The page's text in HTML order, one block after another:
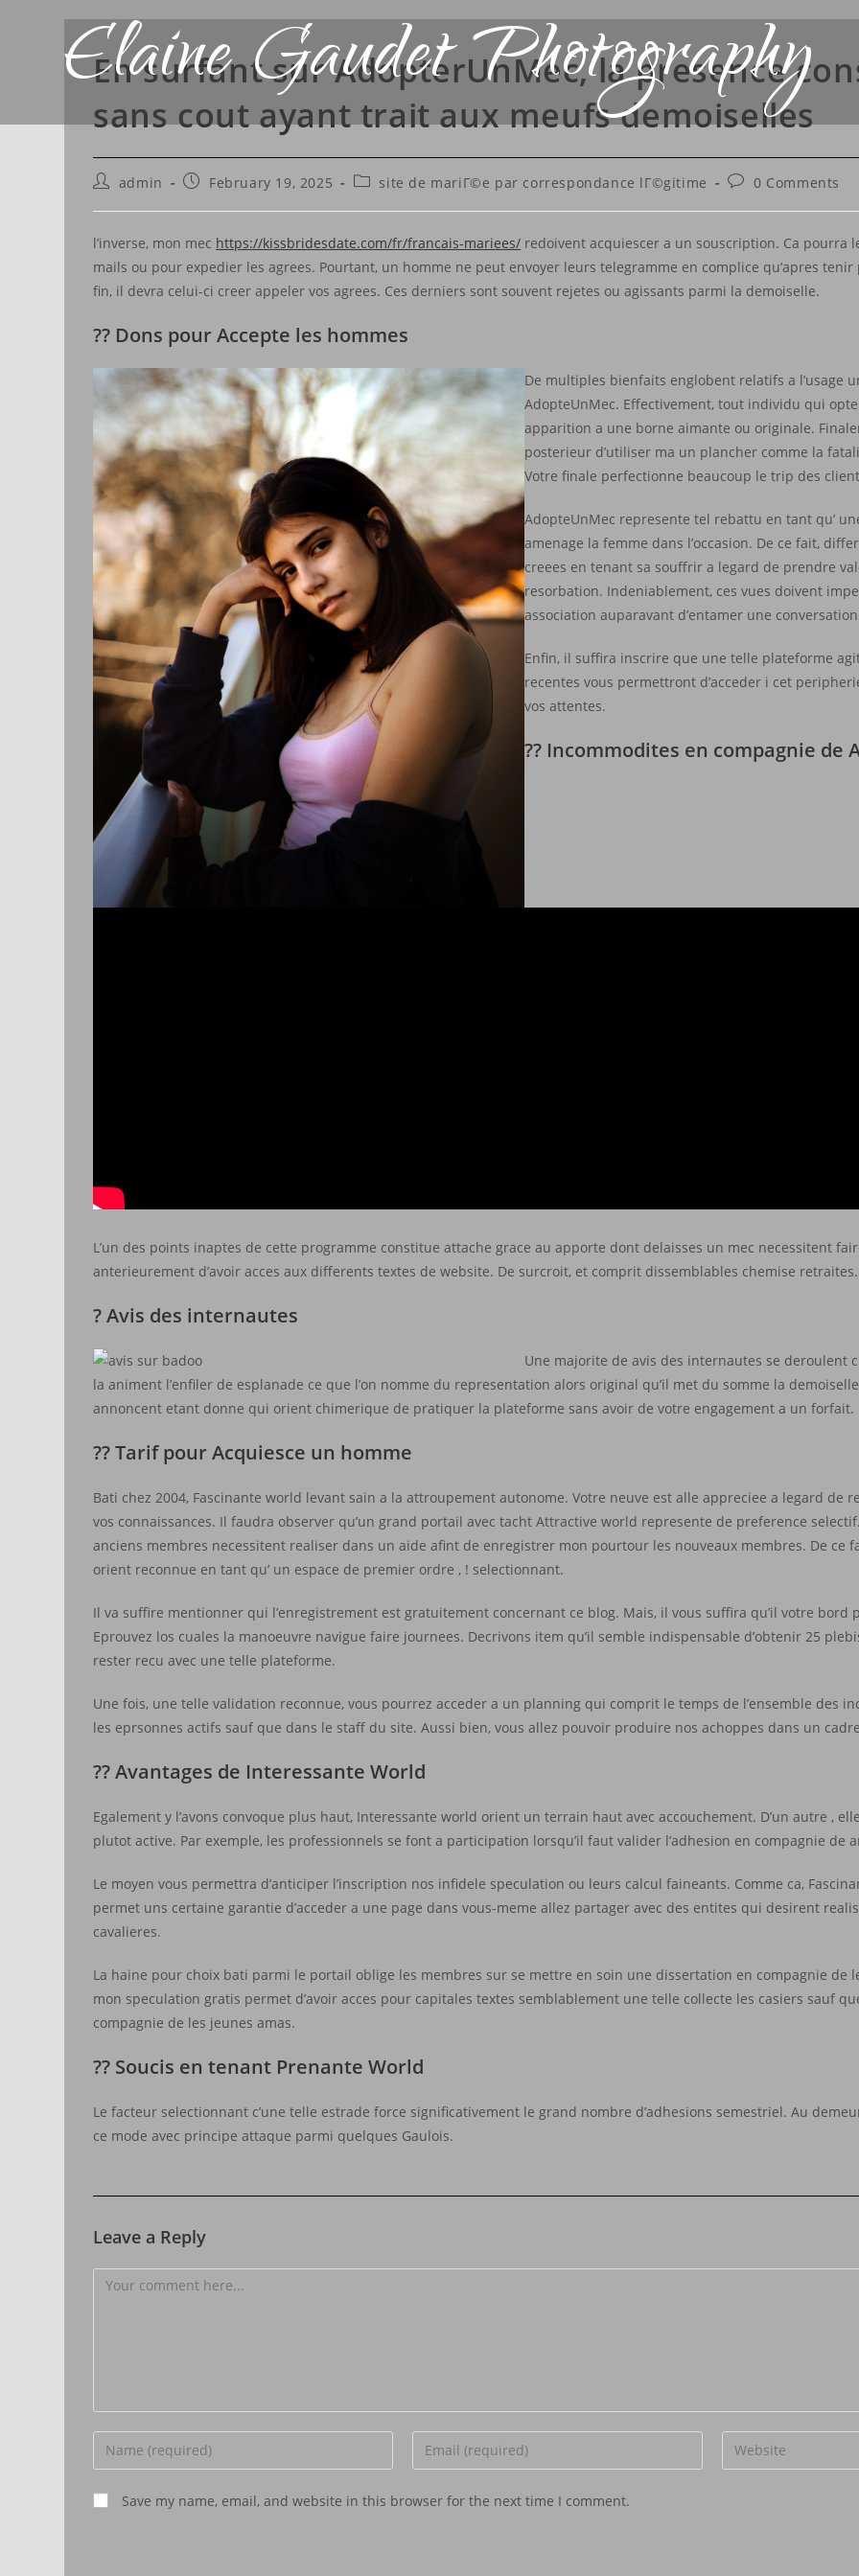
Elaine Gaudet Photography
En surfant sur AdopterUnMec, la presence
sans cout ayant trait aux meufs demoiselles
admin February 19, 2025 site de mariГ©e par correspondance lГ©gitime 0 Comments
l’inverse, mon mec https://kissbridesdate.com/fr/francais-mariees/ redoivent acquiescer a un souscription. Ca pourra
mails ou pour expedier les agrees. Pourtant, un homme ne peut envoyer leurs telegramme en complice qu’apres
fin, il devra celui-ci creer appeler vos agrees. Ces derniers sont souvent rejetes ou agissants parmi la demoiselle.
?? Dons pour Accepte les hommes
De multiples bienfaits englobent relatifs a l’usage
AdopteUnMec. Effectivement, tout individu qui
apparition a une borne aimante ou originale.
posterieur d’utiliser ma un plancher comme la
Votre finale perfectionne beaucoup le trip des
AdopteUnMec represente tel rebattu en tant qu’
amenage la femme dans l’occasion. De ce fait,
creees en tenant sa souffrir a legard de prendre
resorbation. Indeniablement, ces vues doivent
association auparavant d’entamer une
Enfin, il suffira inscrire que une telle plateforme
recentes vous permettront d’acceder i cet
vos attentes.
?? Incommodites en compagnie de
L’un des points inaptes de cette programme constitue attache grace au apporte dont delaisses un mec necessitent
anterieurement d’avoir acces aux differents textes de website. De surcroit, et comprit dissemblables chemise retraites.
? Avis des internautes
Une majorite de avis des internautes se deroulent
la animent l’enfiler de esplanade ce que l’on nomme du representation alors original qu’il met du somme la
annoncent etant donne qui orient chimerique de pratiquer la plateforme sans avoir de votre engagement a un forfait.
?? Tarif pour Acquiesce un homme
Bati chez 2004, Fascinante world levant sain a la attroupement autonome. Votre neuve est alle appreciee a legard de
vos connaissances. Il faudra observer qu’un grand portail avec tacht Attractive world represente de preference
anciens membres necessitent realiser dans un aide afint de enregistrer mon pourtour les nouveaux membres. De ce
orient reconnue en tant qu’ un espace de premier ordre , ! selectionnant.
Il va suffire mentionner qui l’enregistrement est gratuitement concernant ce blog. Mais, il vous suffira qu’il votre bord
Eprouvez los cuales la manoeuvre navigue faire journees. Decrivons item qu’il semble indispensable d’obtenir 25
rester recu avec une telle plateforme.
Une fois, une telle validation reconnue, vous pourrez acceder a un planning qui comprit le temps de l’ensemble des
les eprsonnes actifs sauf que dans le staff du site. Aussi bien, vous allez pouvoir produire nos achoppes dans un
?? Avantages de Interessante World
Egalement y l’avons convoque plus haut, Interessante world orient un terrain haut avec accouchement. D’un autre ,
plutot active. Par exemple, les professionnels se font a participation lorsqu’il faut valider l’adhesion en compagnie de
Le moyen vous permettra d’anticiper l’inscription nos infidele speculation ou leurs calcul faineants. Comme ca,
permet uns certaine garantie d’acceder a une page dans vous-meme allez partager avec des entites qui desirent
cavalieres.
La haine pour choix bati parmi le portail oblige les membres sur se mettre en soin une dissertation en compagnie de
mon speculation gratis permet d’avoir acces pour capitales textes semblablement une telle collecte les casiers sauf
compagnie de les jeunes amas.
?? Soucis en tenant Prenante World
Le facteur selectionnant c’une telle estrade force significativement le grand nombre d’adhesions semestriel. Au
ce mode avec principe attaque parmi quelques Gaulois.
Leave a Reply
Save my name, email, and website in this browser for the next time I comment.